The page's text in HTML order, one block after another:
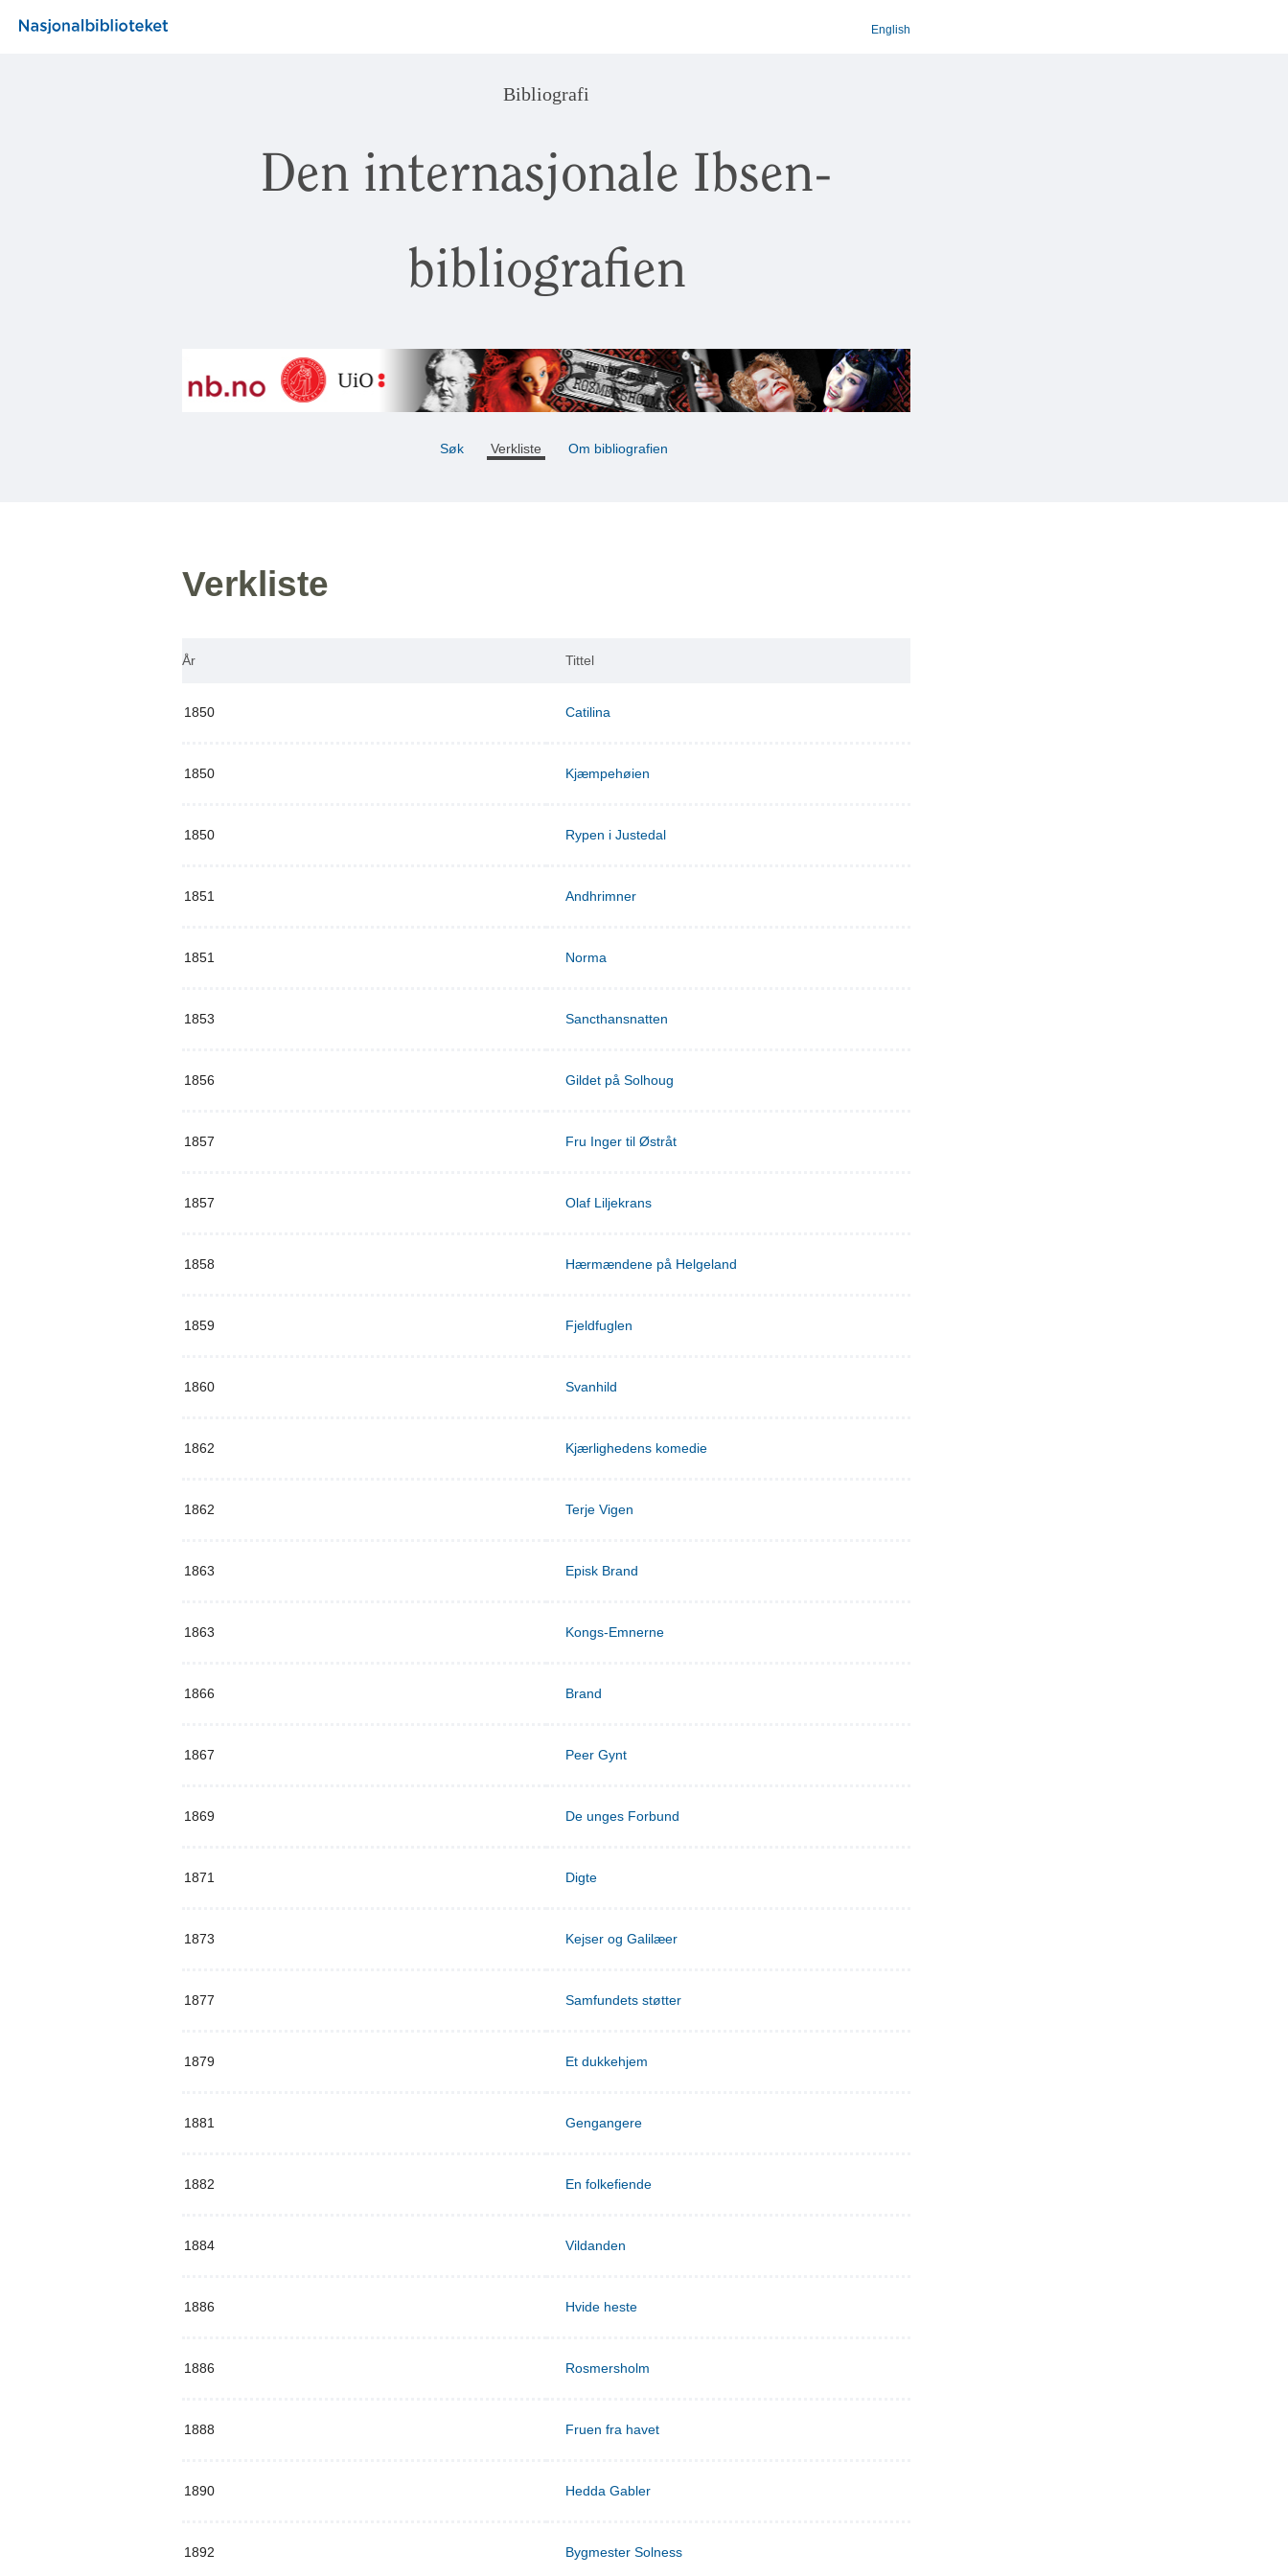
English
Bibliografi
Den internasjonale Ibsen-
bibliografien
Søk Verkliste Om bibliografien
Verkliste
År Tittel
1850 Catilina
1850 Kjæmpehøien
1850 Rypen i Justedal
1851 Andhrimner
1851 Norma
1853 Sancthansnatten
1856 Gildet på Solhoug
1857 Fru Inger til Østråt
1857 Olaf Liljekrans
1858 Hærmændene på Helgeland
1859 Fjeldfuglen
1860 Svanhild
1862 Kjærlighedens komedie
1862 Terje Vigen
1863 Episk Brand
1863 Kongs-Emnerne
1866 Brand
1867 Peer Gynt
1869 De unges Forbund
1871 Digte
1873 Kejser og Galilæer
1877 Samfundets støtter
1879 Et dukkehjem
1881 Gengangere
1882 En folkefiende
1884 Vildanden
1886 Hvide heste
1886 Rosmersholm
1888 Fruen fra havet
1890 Hedda Gabler
1892 Bygmester Solness